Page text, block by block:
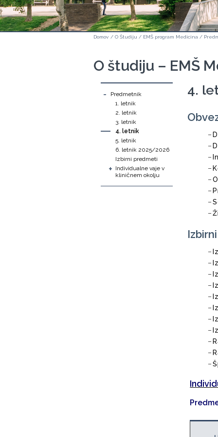
Domov / O Študiju / EMŠ program Medicina /
O študiju – EMŠ
-
Predmetnik
1. letnik
2. letnik
3. letnik
4. letnik
5. letnik
6. letnik 2025/2026
Izbirni predmeti
+ Individualne vaje v
kliničnem okolju
4.